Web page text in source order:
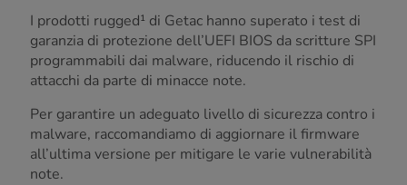
I prodotti rugged¹ di Getac hanno superato i test di
garanzia di protezione dell’UEFI BIOS da scritture SPI
programmabili dai malware, riducendo il rischio di
attacchi da parte di minacce note.
Per garantire un adeguato livello di sicurezza contro i
malware, raccomandiamo di aggiornare il firmware
all’ultima versione per mitigare le varie vulnerabilità
note.